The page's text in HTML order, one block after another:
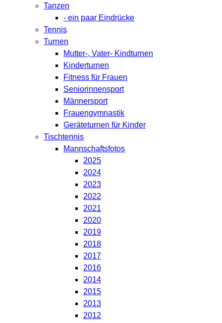
Tanzen
- ein paar Eindrücke
Tennis
Turnen
Mutter-, Vater- Kindturnen
Kinderturnen
Fitness für Frauen
Seniorinnensport
Männersport
Frauengymnastik
Geräteturnen für Kinder
Tischtennis
Mannschaftsfotos
2025
2024
2023
2022
2021
2020
2019
2018
2017
2016
2014
2015
2013
2012